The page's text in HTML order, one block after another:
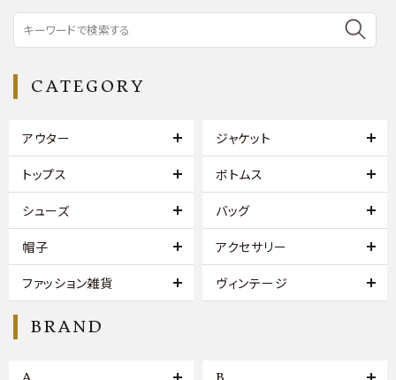
CATEGORY
アウター ジャケット
トップス ボトムス
シューズ バッグ
帽子 アクセサリー
ファッション雑貨 ヴィンテージ
BRAND